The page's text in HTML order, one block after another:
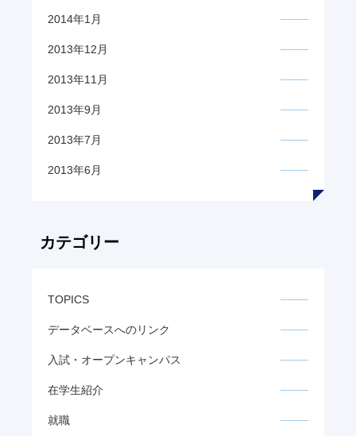
2014年1月
2013年12月
2013年11月
2013年9月
2013年7月
2013年6月
カテゴリー
TOPICS
データベースへのリンク
入試・オープンキャンパス
在学生紹介
就職